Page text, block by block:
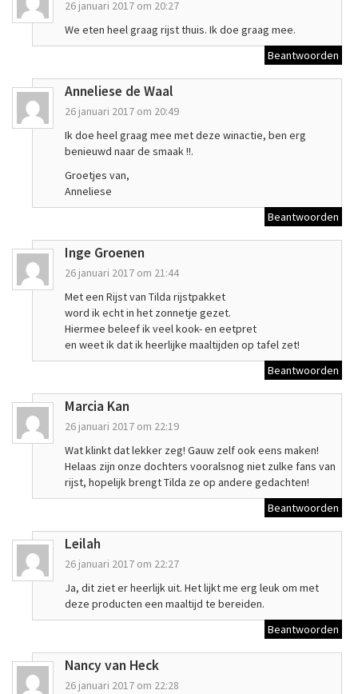
26 januari 2017 om 20:27
We eten heel graag rijst thuis. Ik doe graag mee.
Beantwoorden
Anneliese de Waal
26 januari 2017 om 20:49
Ik doe heel graag mee met deze winactie, ben erg
benieuwd naar de smaak !!.
Groetjes van,
Anneliese
Beantwoorden
Inge Groenen
26 januari 2017 om 21:44
Met een Rijst van Tilda rijstpakket
word ik echt in het zonnetje gezet.
Hiermee beleef ik veel kook- en eetpret
en weet ik dat ik heerlijke maaltijden op tafel zet!
Beantwoorden
Marcia Kan
26 januari 2017 om 22:19
Wat klinkt dat lekker zeg! Gauw zelf ook eens maken!
Helaas zijn onze dochters vooralsnog niet zulke fans van
rijst, hopelijk brengt Tilda ze op andere gedachten!
Beantwoorden
Leilah
26 januari 2017 om 22:27
Ja, dit ziet er heerlijk uit. Het lijkt me erg leuk om met
deze producten een maaltijd te bereiden.
Beantwoorden
Nancy van Heck
26 januari 2017 om 22:28